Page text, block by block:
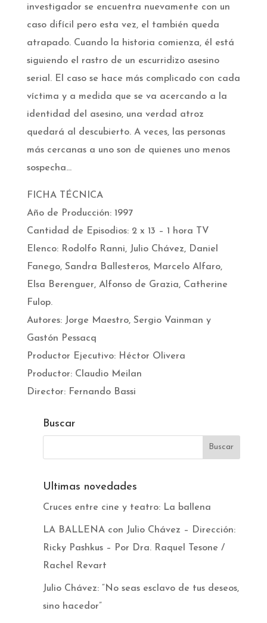
investigador se encuentra nuevamente con un
caso difícil pero esta vez, el también queda
atrapado. Cuando la historia comienza, él está
siguiendo el rastro de un escurridizo asesino
serial. El caso se hace más complicado con cada
víctima y a medida que se va acercando a la
identidad del asesino, una verdad atroz
quedará al descubierto. A veces, las personas
más cercanas a uno son de quienes uno menos
sospecha…
FICHA TÉCNICA
Año de Producción: 1997
Cantidad de Episodios: 2 x 13 – 1 hora TV
Elenco: Rodolfo Ranni, Julio Chávez, Daniel
Fanego, Sandra Ballesteros, Marcelo Alfaro,
Elsa Berenguer, Alfonso de Grazia, Catherine
Fulop.
Autores: Jorge Maestro, Sergio Vainman y
Gastón Pessacq
Productor Ejecutivo: Héctor Olivera
Productor: Claudio Meilan
Director: Fernando Bassi
Buscar
Ultimas novedades
Cruces entre cine y teatro: La ballena
LA BALLENA con Julio Chávez – Dirección:
Ricky Pashkus – Por Dra. Raquel Tesone /
Rachel Revart
Julio Chávez: “No seas esclavo de tus deseos,
sino hacedor”